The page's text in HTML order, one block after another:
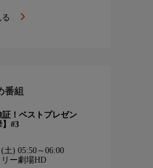
る
番組
証！ベストプレゼン
】#3
土) 05:50～06:00
ー劇場HD